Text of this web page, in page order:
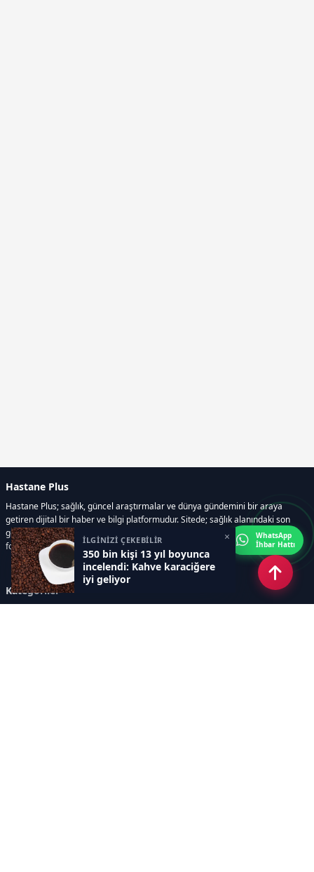
İLGİNİZİ ÇEKEBİLİR
350 bin kişi 13 yıl boyunca
incelendi: Kahve karaciğere
iyi geliyor
×
Hastane Plus
Hastane Plus; sağlık, güncel araştırmalar ve dünya gündemini bir araya
getiren dijital bir haber ve bilgi platformudur. Sitede; sağlık alanındaki son
gelişmeler, bilimsel araştırmalar, yaşam rehberleri, resmi ilanlar, video ve
fotoğraf galerileri ve e-gazete içerikleri yer almaktadır.
Kategoriler
WhatsApp
İhbar Hattı